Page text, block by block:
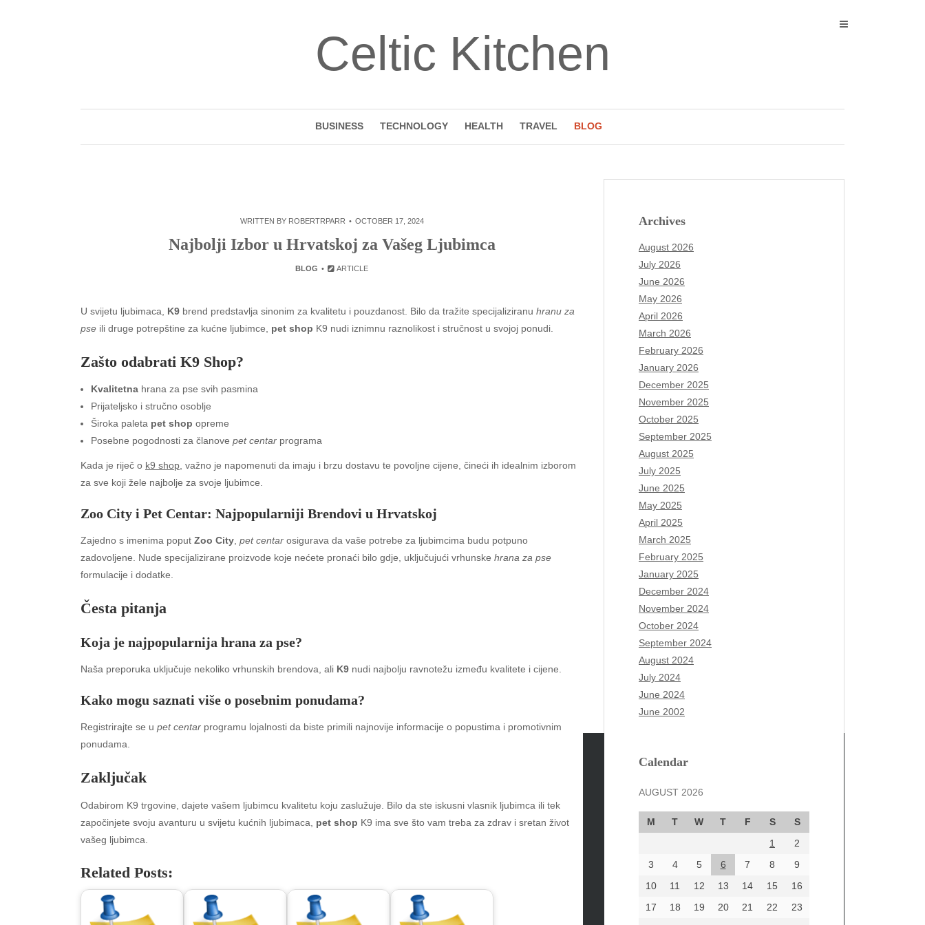
Celtic Kitchen
BUSINESS TECHNOLOGY HEALTH TRAVEL BLOG
WRITTEN BY ROBERTRPARR OCTOBER 17, 2024
Najbolji Izbor u Hrvatskoj za Vašeg Ljubimca
BLOG ARTICLE
U svijetu ljubimaca, K9 brend predstavlja sinonim za kvalitetu i pouzdanost. Bilo da tražite specijaliziranu hranu za
pse ili druge potrepštine za kućne ljubimce, pet shop K9 nudi iznimnu raznolikost i stručnost u svojoj ponudi.
Zašto odabrati K9 Shop?
Kvalitetna hrana za pse svih pasmina
Prijateljsko i stručno osoblje
Široka paleta pet shop opreme
Posebne pogodnosti za članove pet centar programa
Kada je riječ o k9 shop , važno je napomenuti da imaju i brzu dostavu te povoljne cijene, čineći ih idealnim izborom
za sve koji žele najbolje za svoje ljubimce.
Zoo City i Pet Centar: Najpopularniji Brendovi u Hrvatskoj
Zajedno s imenima poput Zoo City pet centar osigurava da vaše potrebe za ljubimcima budu potpuno
zadovoljene. Nude specijalizirane proizvode koje nećete pronaći bilo gdje, uključujući vrhunske hrana za pse
formulacije i dodatke.
Česta pitanja
Koja je najpopularnija hrana za pse?
Naša preporuka uključuje nekoliko vrhunskih brendova, ali K9 nudi najbolju ravnotežu između kvalitete i cijene.
Kako mogu saznati više o posebnim ponudama?
Registrirajte se u pet centar programu lojalnosti da biste primili najnovije informacije o popustima i promotivnim
ponudama.
Zaključak
Odabirom K9 trgovine, dajete vašem ljubimcu kvalitetu koju zaslužuje. Bilo da ste iskusni vlasnik ljubimca ili tek
započinjete svoju avanturu u svijetu kućnih ljubimaca, pet shop K9 ima sve što vam treba za zdrav i sretan život
vašeg ljubimca.
Related Posts:
Archives
August 2026
July 2026
June 2026
May 2026
April 2026
March 2026
February 2026
January 2026
December 2025
November 2025
October 2025
September 2025
August 2025
July 2025
June 2025
May 2025
April 2025
March 2025
February 2025
January 2025
December 2024
November 2024
October 2024
September 2024
August 2024
July 2024
June 2024
June 2002
Calendar
AUGUST 2026
M T W T F S
S
1
2
3
4 5 6 7 8
9
10
11 12 13 14 15
16
17
18 19 20 21 22
23
Archives
August 2026
July 2026
June 2026
April 2026
March 2026
February 2026
Automotive
beauty
Business
Entertainment